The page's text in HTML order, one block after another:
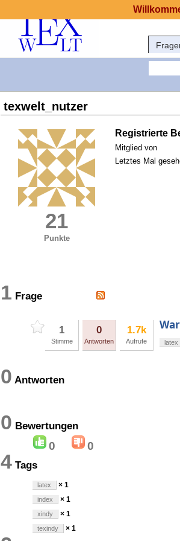
texwelt_nutzer
21
Punkte
Registrierte
Mitglied von
Letztes Mal
1 Frage
1
Stimme
0
Antworten
1.7k
Aufrufe latex
0 Antworten
0 Bewertungen
0 0
4 Tags
latex × 1
index × 1
xindy × 1
texindy × 1